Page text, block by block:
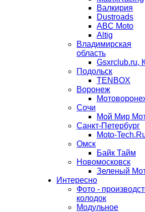
Валкирия
Dustroads
ABC Moto
Altig
Владимирская
область
Gsxrclub.ru,
Подольск
TENBOX
Воронеж
Сочи
Мой Мир
Санкт-Петербург
Moto-
Омск
Байк Тайм
Новомосковск
Зеленый
Интересно
Фото -
колодок
Модульное